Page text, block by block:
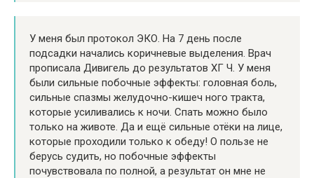
У меня был протокол ЭКО. На 7 день после
подсадки начались коричневые выделения. Врач
прописала Дивигель до результатов ХГ Ч. У меня
были сильные побочные эффекты: головная боль,
сильные спазмы желудочно-кишеч ного тракта,
которые усиливались к ночи. Спать можно было
только на животе. Да и ещё сильные отёки на лице,
которые проходили только к обеду! О пользе не
берусь судить, но побочные эффекты
почувствовала по полной, а результат он мне не